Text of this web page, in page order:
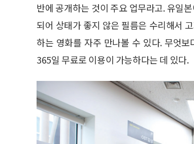
반에 공개하는 것이 주요 업무라고. 유일
되어 상태가 좋지 않은 필름은 수리해서
하는 영화를 자주 만나볼 수 있다. 무엇
365일 무료로 이용이 가능하다는 데 있다.